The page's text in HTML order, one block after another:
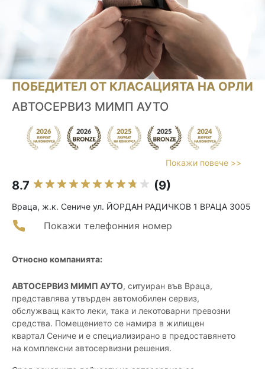
ПОБЕДИТЕЛ ОТ КЛАСАЦИЯТА НА ОРЛИ
АВТОСЕРВИЗ МИМП АУТО
Покажи повече >>
8.7 (9)
Враца, ж.к. Сениче ул. ЙОРДАН РАДИЧКОВ 1 ВРАЦА 3005
Покажи телефонния номер
Относно компанията:
АВТОСЕРВИЗ МИМП АУТО, ситуиран във Враца,
представлява утвърден автомобилен сервиз,
обслужващ както леки, така и лекотоварни превозни
средства. Помещението се намира в жилищен
квартал Сениче и е специализирано в предоставянето
на комплексни автосервизни решения.